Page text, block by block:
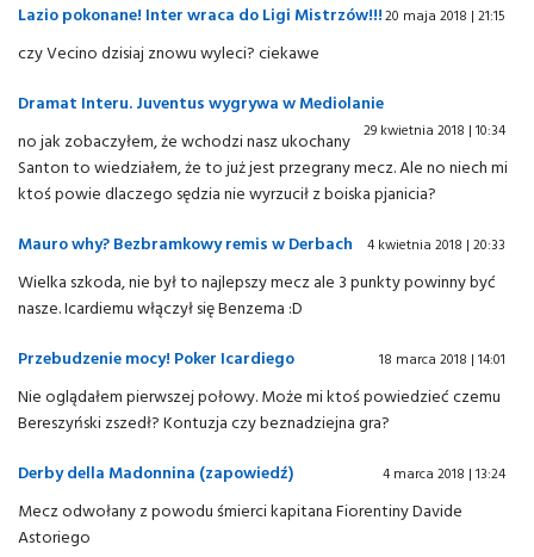
Lazio pokonane! Inter wraca do Ligi Mistrzów!!!20 maja 2018 | 21:15
czy Vecino dzisiaj znowu wyleci? ciekawe
Dramat Interu. Juventus wygrywa w Mediolanie
29 kwietnia 2018 | 10:34
no jak zobaczyłem, że wchodzi nasz ukochany
Santon to wiedziałem, że to już jest przegrany mecz. Ale no niech mi
ktoś powie dlaczego sędzia nie wyrzucił z boiska pjanicia?
Mauro why? Bezbramkowy remis w Derbach
4 kwietnia 2018 | 20:33
Wielka szkoda, nie był to najlepszy mecz ale 3 punkty powinny być
nasze. Icardiemu włączył się Benzema :D
Przebudzenie mocy! Poker Icardiego
18 marca 2018 | 14:01
Nie oglądałem pierwszej połowy. Może mi ktoś powiedzieć czemu
Bereszyński zszedł? Kontuzja czy beznadziejna gra?
Derby della Madonnina (zapowiedź)
4 marca 2018 | 13:24
Mecz odwołany z powodu śmierci kapitana Fiorentiny Davide
Astoriego